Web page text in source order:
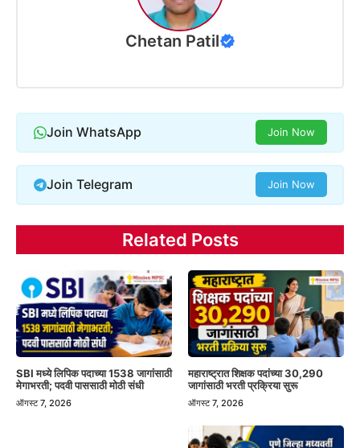
Chetan Patil
Join WhatsApp Join Now
Join Telegram Join Now
Related Posts
SBI मध्ये लिपिक पदाच्या 1538 जागांसाठी
मेगाभरती; पदवी पाससाठी मोठी संधी
ऑगस्ट 7, 2026
महाराष्ट्रात शिक्षक पदांच्या 30,290
जागांसाठी भरती प्रक्रिया सुरू
ऑगस्ट 7, 2026